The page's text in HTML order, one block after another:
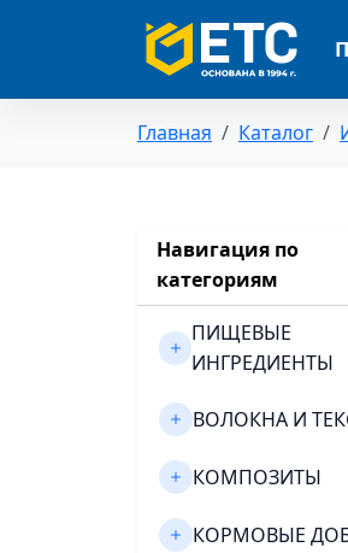
Главная Каталог
Навигация по
категориям
ПИЩЕВЫЕ
ИНГРЕДИЕНТЫ
ВОЛОКНА И
КОМПОЗИТЫ
КОРМОВЫЕ